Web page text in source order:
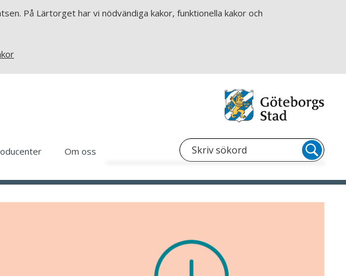
På Lärtorget har vi nödvändiga kakor, funktionella kakor och
Om oss